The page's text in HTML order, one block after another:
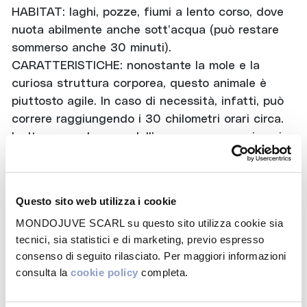
Questo sito web utilizza i cookie
MONDOJUVE SCARL su questo sito utilizza cookie sia
tecnici, sia statistici e di marketing, previo espresso
consenso di seguito rilasciato. Per maggiori informazioni
consulta la cookie policy completa.
HABITAT: laghi, pozze, fiumi a lento corso, dove
nuota abilmente anche sott’acqua (può restare
sommerso anche 30 minuti).
CARATTERISTICHE: nonostante la mole e la
curiosa struttura corporea, questo animale è
piuttosto agile. In caso di necessità, infatti, può
correre raggiungendo i 30 chilometri orari circa.
Inoltre, quando esce dall’acqua, sa arrampicarsi
I denti dell’ippopotamo sono quasi una quarantina
spuntano verso l’esterno come zanne e
costituiscono un’arma temibile.
RINOCERONTE
NOME DELLA SPECIE: Ceratotherium Simum.
HABITAT: vive nelle praterie e nelle savane